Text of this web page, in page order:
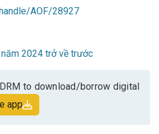
AOF/28927
2024 trở về trước
to download/borrow digital
app